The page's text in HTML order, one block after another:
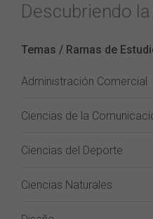
Descubriendo
Temas / Ramas de
Administración Comercial
Ciencias de la
Ciencias del Deporte
Ciencias Naturales